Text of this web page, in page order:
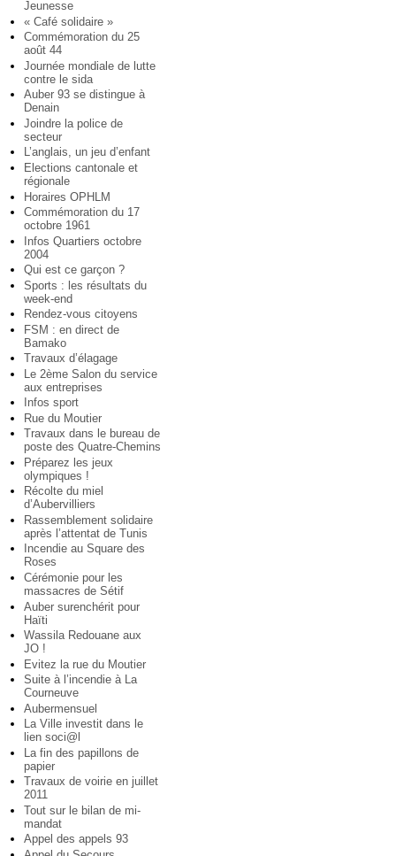
Jeunesse
« Café solidaire »
Commémoration du 25
août 44
Journée mondiale de lutte
contre le sida
Auber 93 se distingue à
Denain
Joindre la police de
secteur
L’anglais, un jeu d’enfant
Elections cantonale et
régionale
Horaires OPHLM
Commémoration du 17
octobre 1961
Infos Quartiers octobre
2004
Qui est ce garçon ?
Sports : les résultats du
week-end
Rendez-vous citoyens
FSM : en direct de
Bamako
Travaux d’élagage
Le 2ème Salon du service
aux entreprises
Infos sport
Rue du Moutier
Travaux dans le bureau de
poste des Quatre-Chemins
Préparez les jeux
olympiques !
Récolte du miel
d’Aubervilliers
Rassemblement solidaire
après l’attentat de Tunis
Incendie au Square des
Roses
Cérémonie pour les
massacres de Sétif
Auber surenchérit pour
Haïti
Wassila Redouane aux
JO !
Evitez la rue du Moutier
Suite à l’incendie à La
Courneuve
Aubermensuel
La Ville investit dans le
lien soci@l
La fin des papillons de
papier
Travaux de voirie en juillet
2011
Tout sur le bilan de mi-
mandat
Appel des appels 93